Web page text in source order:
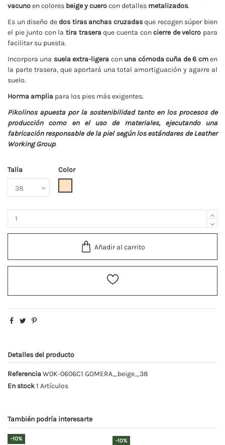
vacunoen colores beige y cuerocon detalles metalizados.
Es un diseño dedos tiras anchas cruzadasque recogen súper bien
el pie junto con la tira trasera que cuenta concierre de velcro para
facilitar su puesta.
Incorpora una suela extra-ligera con una cómoda cuña de 6 cmen
la parte trasera, que aportará una total amortiguación y agarre al
suelo.
Horma amplia para los pies más exigentes.
Pikolinos apuesta por la sostenibilidad tanto en los procesos de
producción como en el uso de materiales, ejecutando una
fabricación responsable de la piel según los estándares de Leather
Working Group.
Talla
Color
Añadir al carrito
Detalles del producto
Referencia W0K-0606C1 GOMERA_beige_38
En stock1 Artículos
También podría interesarte